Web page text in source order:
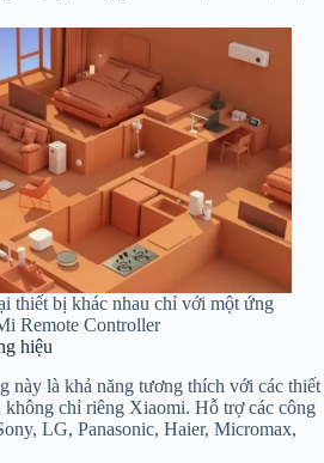
thiết bị khác nhau chỉ với một ứng
Remote Controller
hiệu
này là khả năng tương thích với các thiết
không chỉ riêng Xiaomi. Hỗ trợ các công
LG, Panasonic, Haier, Micromax,